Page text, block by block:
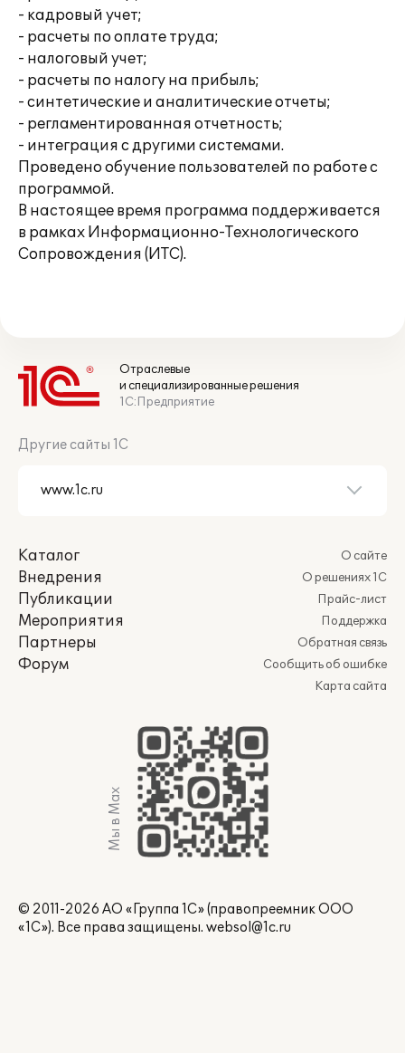
- кадровый учет;
- расчеты по оплате труда;
- налоговый учет;
- расчеты по налогу на прибыль;
- синтетические и аналитические отчеты;
- регламентированная отчетность;
- интеграция с другими системами.
Проведено обучение пользователей по работе с
программой.
В настоящее время программа поддерживается
в рамках Информационно-Технологического
Сопровождения (ИТС).
Отраслевые
и специализированные решения
1С:Предприятие
Другие сайты 1С
Каталог
Внедрения
Публикации
Мероприятия
Партнеры
Форум
О сайте
О решениях 1С
Прайс-лист
Поддержка
Обратная связь
Сообщить об ошибке
Карта сайта
Мы в Max
© 2011-2026 АО «Группа 1С» (правопреемник ООО
«1С»). Все права защищены. websol@1c.ru